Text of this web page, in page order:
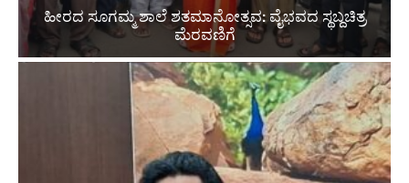
ಹೀರದ ಸೂಗಮ್ಮ ಶಾಲೆ ಶತಮಾನೋತ್ಸವ: ವೈಭವದ ಸ್ಥಬ್ದಚಿತ್ರ
ಮೆರವಣಿಗೆ